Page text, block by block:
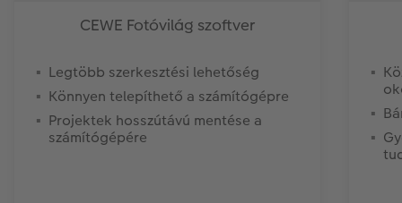
CEWE Fotóvilág szoftver
Legtöbb szerkesztési lehetőség
Könnyen telepíthető a számítógépre
Projektek hosszútávú mentése a
számítógépére